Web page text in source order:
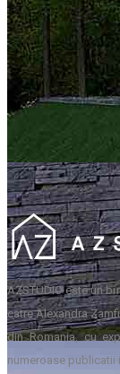
AZSTUDIO este un
catre Alexandra
din Romania, cu
numeroase publicatii